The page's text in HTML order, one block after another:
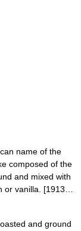
name of the
composed of the
and mixed with
or vanilla. [1913…
and ground